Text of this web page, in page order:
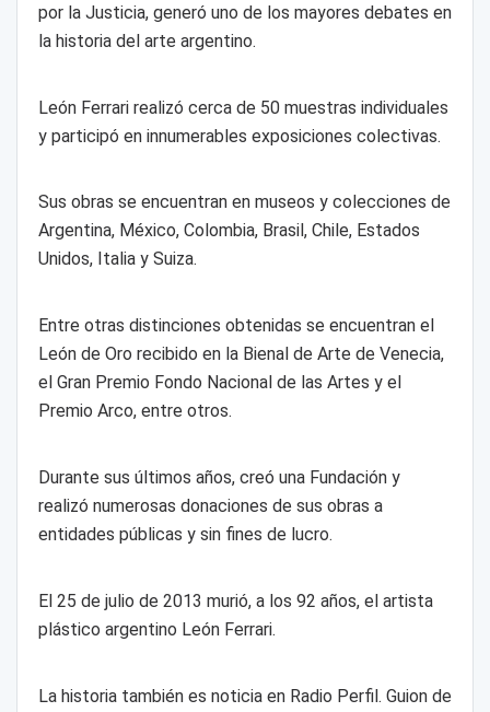
por la Justicia, generó uno de los mayores debates en
la historia del arte argentino.
León Ferrari realizó cerca de 50 muestras individuales
y participó en innumerables exposiciones colectivas.
Sus obras se encuentran en museos y colecciones de
Argentina, México, Colombia, Brasil, Chile, Estados
Unidos, Italia y Suiza.
Entre otras distinciones obtenidas se encuentran el
León de Oro recibido en la Bienal de Arte de Venecia,
el Gran Premio Fondo Nacional de las Artes y el
Premio Arco, entre otros.
Durante sus últimos años, creó una Fundación y
realizó numerosas donaciones de sus obras a
entidades públicas y sin fines de lucro.
El 25 de julio de 2013 murió, a los 92 años, el artista
plástico argentino León Ferrari.
La historia también es noticia en Radio Perfil. Guion de